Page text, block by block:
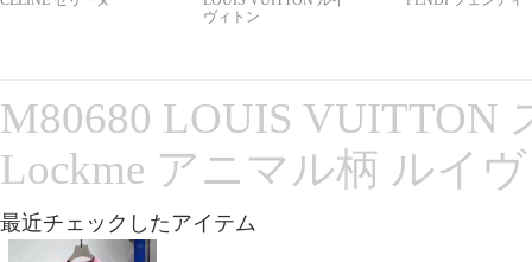
ヴィトン
M80680 LOUIS VUITTON
Lockme アニマル柄 ルイ
最近チェックしたアイテム